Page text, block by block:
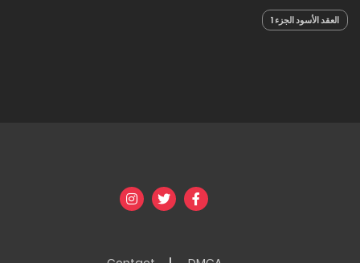
العقد الأسود الجزء 1